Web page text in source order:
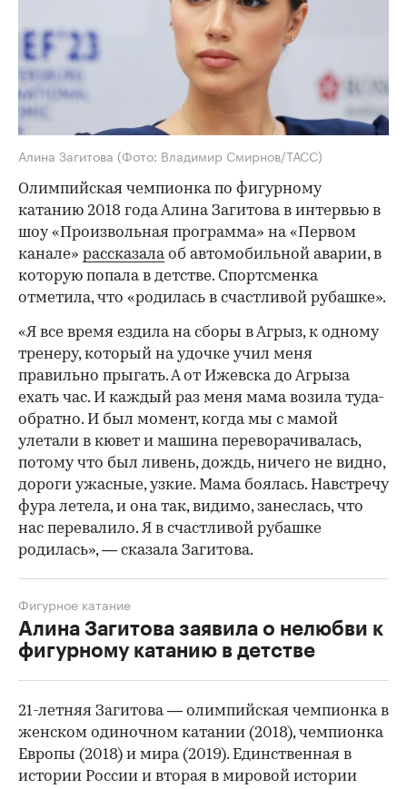
Алина Загитова (Фото: Владимир Смирнов/ТАСС)
Олимпийская чемпионка по фигурному
катанию 2018 года Алина Загитова в интервью в
шоу «Произвольная программа» на «Первом
канале» рассказалаоб автомобильной аварии, в
которую попала в детстве. Спортсменка
отметила, что «родилась в счастливой рубашке».
«Я все время ездила на сборы в Агрыз, к одному
тренеру, который на удочке учил меня
правильно прыгать. А от Ижевска до Агрыза
ехать час. И каждый раз меня мама возила туда-
обратно. И был момент, когда мы с мамой
улетали в кювет и машина переворачивалась,
потому что был ливень, дождь, ничего не видно,
дороги ужасные, узкие. Мама боялась. Навстречу
фура летела, и она так, видимо, занеслась, что
нас перевалило. Я в счастливой рубашке
родилась», — сказала Загитова.
Алина Загитова заявила о нелюбви к
фигурному катанию в детстве
Фигурное катание
21-летняя Загитова — олимпийская чемпионка в
женском одиночном катании (2018), чемпионка
Европы (2018) и мира (2019). Единственная в
истории России и вторая в мировой истории